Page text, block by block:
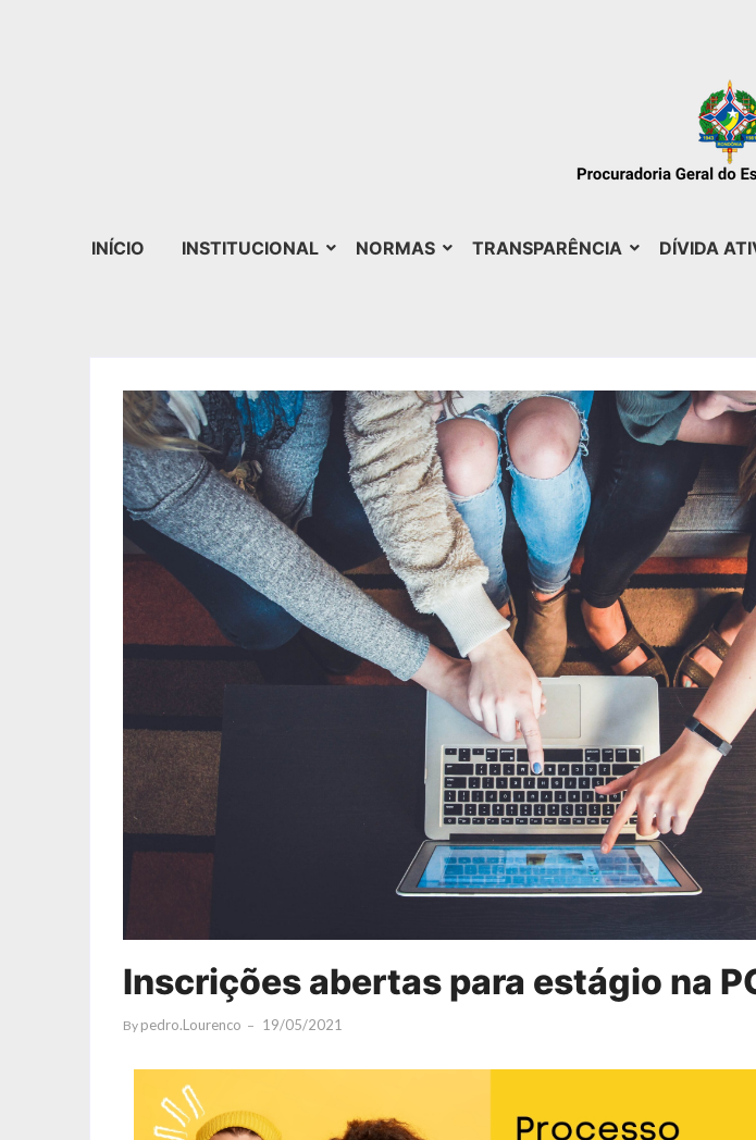
INÍCIO INSTITUCIONAL NORMAS TRANSPARÊNCIA DÍVIDA
Inscrições abertas para estágio na
By Pedro.lourenco 19/05/2021